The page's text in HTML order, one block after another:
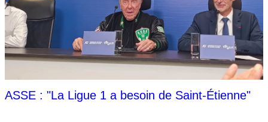
ASSE : "La Ligue 1 a besoin de Saint-Étienne"